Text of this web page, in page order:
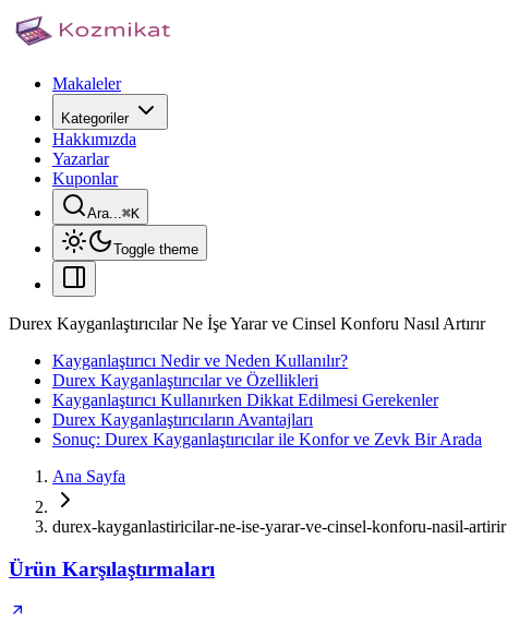
Makaleler
Kategoriler
Hakkımızda
Yazarlar
Kuponlar
Ara...⌘K
Toggle theme
Durex Kayganlaştırıcılar Ne İşe Yarar ve Cinsel Konforu Nasıl Artırır
Kayganlaştırıcı Nedir ve Neden Kullanılır?
Durex Kayganlaştırıcılar ve Özellikleri
Kayganlaştırıcı Kullanırken Dikkat Edilmesi Gerekenler
Durex Kayganlaştırıcıların Avantajları
Sonuç: Durex Kayganlaştırıcılar ile Konfor ve Zevk Bir Arada
Ana Sayfa
durex-kayganlastiricilar-ne-ise-yarar-ve-cinsel-konforu-nasil-artirir
Ürün Karşılaştırmaları